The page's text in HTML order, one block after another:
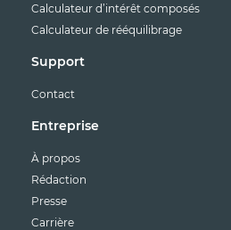
Calculateur d’intérêt composés
Calculateur de rééquilibrage
Support
Contact
Entreprise
À propos
Rédaction
Presse
Carrière